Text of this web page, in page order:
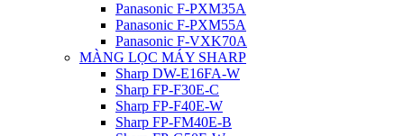
Panasonic F-PXM35A
Panasonic F-PXM55A
Panasonic F-VXK70A
MÀNG LỌC MÁY SHARP
Sharp DW-E16FA-W
Sharp FP-F30E-C
Sharp FP-F40E-W
Sharp FP-FM40E-B